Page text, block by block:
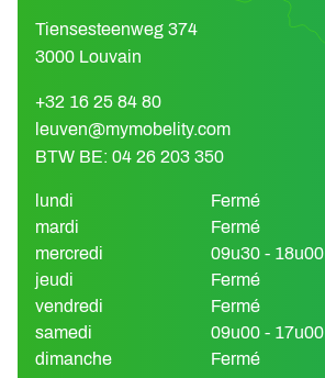
Tiensesteenweg 374
3000 Louvain
+32 16 25 84 80
leuven@mymobelity.com
BTW BE: 04 26 203 350
lundi
Fermé
mardi
Fermé
mercredi
09u30 - 18u00
jeudi
Fermé
vendredi
Fermé
samedi
09u00 - 17u00
dimanche
Fermé